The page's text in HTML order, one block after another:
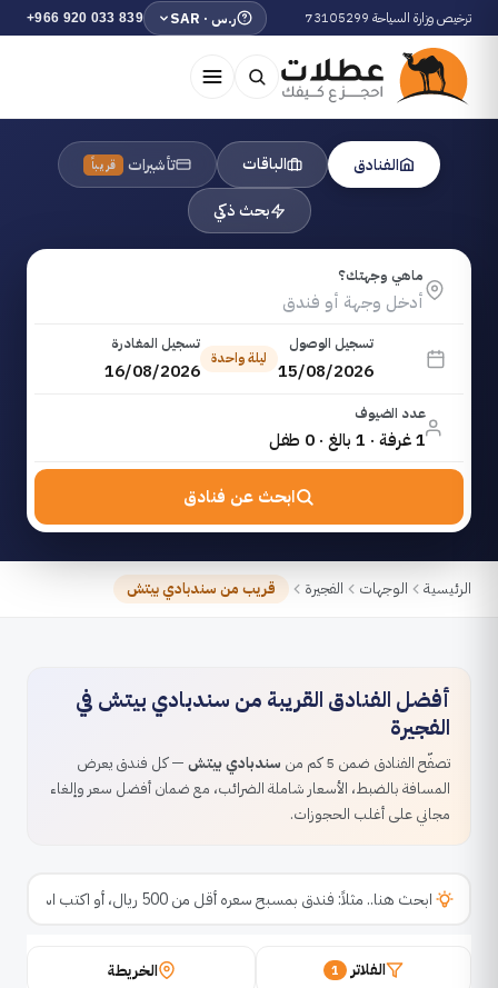
ترخيص وزارة السياحة 73105299 ر.س · SAR +966 920 033 839
الفنادق الباقات تأشيرات قريباً
بحث ذكي
ماهي وجهتك؟
تسجيل الوصول
15/08/2026
ليلة واحدة
تسجيل المغادرة
16/08/2026
عدد الضيوف
1 غرفة · 1 بالغ · 0 طفل
ابحث عن فنادق
الرئيسية الوجهات الفجيرة قريب من سندبادي بيتش
أفضل الفنادق القريبة من سندبادي بيتش في
الفجيرة
تصفّح الفنادق ضمن 5 كم من سندبادي بيتش— كل فندق يعرض
المسافة بالضبط، الأسعار شاملة الضرائب، مع ضمان أفضل سعر وإلغاء
مجاني على أغلب الحجوزات.
الفلاتر 1 الخريطة